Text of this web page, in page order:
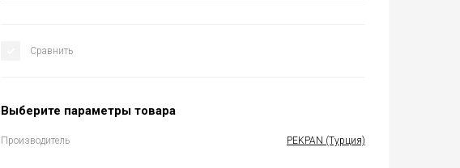
Сравнить
Выберите параметры товара
Производитель PEKPAN (Турция)